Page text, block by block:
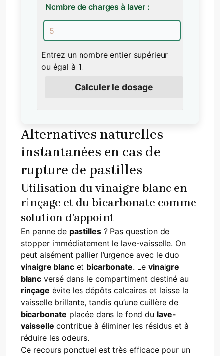
Nombre de charges à laver :
Entrez un nombre entier supérieur
ou égal à 1.
Calculer le dosage
Alternatives naturelles
instantanées en cas de
rupture de pastilles
Utilisation du vinaigre blanc en
rinçage et du bicarbonate comme
solution d’appoint
En panne de pastilles ? Pas question de
stopper immédiatement le lave-vaisselle. On
peut aisément pallier l’urgence avec le duo
vinaigre blanc et bicarbonate. Le vinaigre
blanc versé dans le compartiment destiné au
rinçage évite les dépôts calcaires et laisse la
vaisselle brillante, tandis qu’une cuillère de
bicarbonate placée dans le fond du lave-
vaisselle contribue à éliminer les résidus et à
réduire les odeurs.
Ce recours ponctuel est très efficace pour un